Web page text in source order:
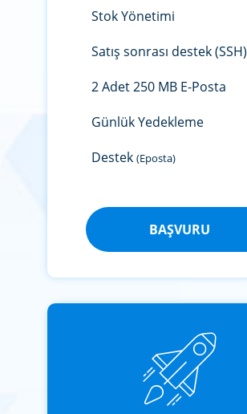
Stok Yönetimi
Satış sonrası destek (SSH)
2 Adet 250 MB E-Posta
Günlük Yedekleme
Destek (Eposta)
BAŞVURU